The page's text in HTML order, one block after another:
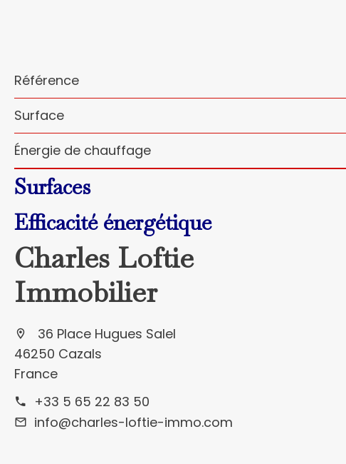
Référence
Surface
Énergie de chauffage
Surfaces
Efficacité énergétique
Charles Loftie
Immobilier
36 Place Hugues Salel
46250 Cazals
France
+33 5 65 22 83 50
info@charles-loftie-immo.com